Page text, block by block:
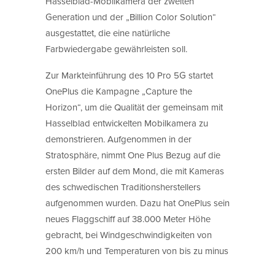
Generation und der „Billion Color Solution“
ausgestattet, die eine natürliche
Farbwiedergabe gewährleisten soll.
Zur Markteinführung des 10 Pro 5G startet
OnePlus die Kampagne „Capture the
Horizon“, um die Qualität der gemeinsam mit
Hasselblad entwickelten Mobilkamera zu
demonstrieren. Aufgenommen in der
Stratosphäre, nimmt One Plus Bezug auf die
ersten Bilder auf dem Mond, die mit Kameras
des schwedischen Traditionsherstellers
aufgenommen wurden. Dazu hat OnePlus sein
neues Flaggschiff auf 38.000 Meter Höhe
gebracht, bei Windgeschwindigkeiten von
200 km/h und Temperaturen von bis zu minus